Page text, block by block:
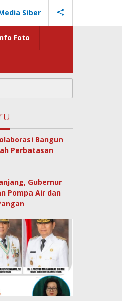
Siber
Foto
Bangun
Perbatasan
Gubernur
Pompa Air dan